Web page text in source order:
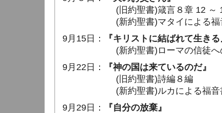
(旧約聖書)箴言８章 12 ～
(新約聖書)マタイによる福音
9月15日：
『キリストに結ばれて生き
(新約聖書)ローマの信徒への
9月22日：
『神の国は来ているのだ』
(旧約聖書)詩編８編
(新約聖書)ルカによる福音書
9月29日：
『自分の放棄』